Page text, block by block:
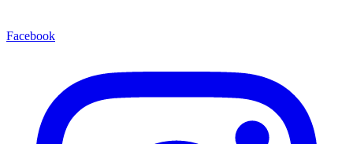
Facebook